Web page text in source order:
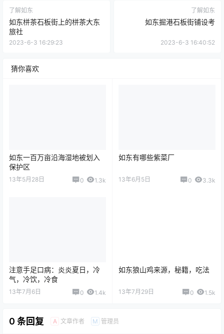
了解如东
如东栟茶石板街上的栟茶大东
旅社
2023-6-3 16:29:23
了解如东
如东掘港石板街铺设考
2023-6-3 16:40:52
猜你喜欢
如东一百万亩沿海湿地被划入
保护区
13年5月28日 0 1.3k
如东有哪些紫菜厂
13年6月5日 0 3.3k
注意手足口病：炎炎夏日，冷
气，冷饮，冷食
13年7月6日 0 1.4k
如东狼山鸡来源，秘籍，吃法
13年7月29日 0 1.5k
0 条回复 A 文章作者 M 管理员